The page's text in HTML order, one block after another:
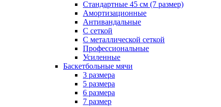
Стандартные 45 см (7 размер)
Амортизационные
Антивандальные
С сеткой
С металлической сеткой
Профессиональные
Усиленные
Баскетбольные мячи
3 размера
5 размера
6 размера
7 размер